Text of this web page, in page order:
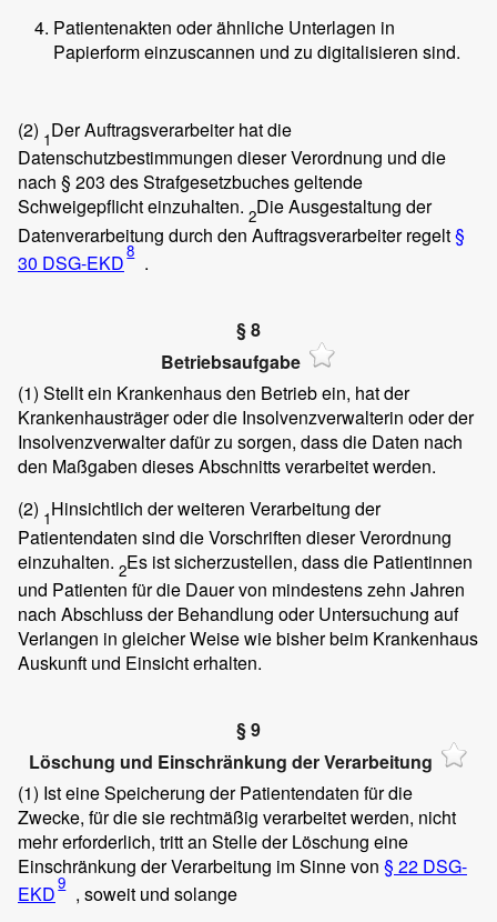
Patientenakten oder ähnliche Unterlagen in
Papierform einzuscannen und zu digitalisieren sind.
(2) 1Der Auftragsverarbeiter hat die
Datenschutzbestimmungen dieser Verordnung und die
nach § 203 des Strafgesetzbuches geltende
Schweigepflicht einzuhalten. 2Die Ausgestaltung der
Datenverarbeitung durch den Auftragsverarbeiter regelt§
30 DSG-EKD8 .
§ 8
Betriebsaufgabe
(1) Stellt ein Krankenhaus den Betrieb ein, hat der
Krankenhausträger oder die Insolvenzverwalterin oder der
Insolvenzverwalter dafür zu sorgen, dass die Daten nach
den Maßgaben dieses Abschnitts verarbeitet werden.
(2) 1Hinsichtlich der weiteren Verarbeitung der
Patientendaten sind die Vorschriften dieser Verordnung
einzuhalten. 2Es ist sicherzustellen, dass die Patientinnen
und Patienten für die Dauer von mindestens zehn Jahren
nach Abschluss der Behandlung oder Untersuchung auf
Verlangen in gleicher Weise wie bisher beim Krankenhaus
Auskunft und Einsicht erhalten.
§ 9
Löschung und Einschränkung der Verarbeitung
(1) Ist eine Speicherung der Patientendaten für die
Zwecke, für die sie rechtmäßig verarbeitet werden, nicht
mehr erforderlich, tritt an Stelle der Löschung eine
Einschränkung der Verarbeitung im Sinne von § 22 DSG-
EKD9 , soweit und solange